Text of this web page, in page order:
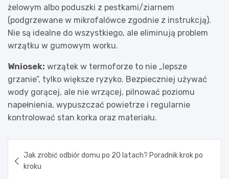
żelowym albo poduszki z pestkami/ziarnem
(podgrzewane w mikrofalówce zgodnie z instrukcją).
Nie są idealne do wszystkiego, ale eliminują problem
wrzątku w gumowym worku.
Wniosek: wrzątek w termoforze to nie „lepsze
grzanie”, tylko większe ryzyko. Bezpieczniej używać
wody gorącej, ale nie wrzącej, pilnować poziomu
napełnienia, wypuszczać powietrze i regularnie
kontrolować stan korka oraz materiału.
wpisu
Jak zrobić odbiór domu po 20 latach? Poradnik krok po
kroku